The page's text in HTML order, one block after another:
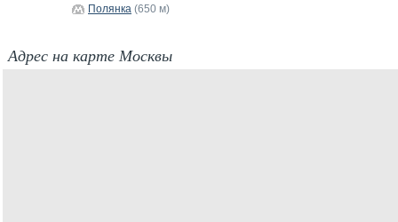
Полянка (650 м)
Адрес на карте Москвы